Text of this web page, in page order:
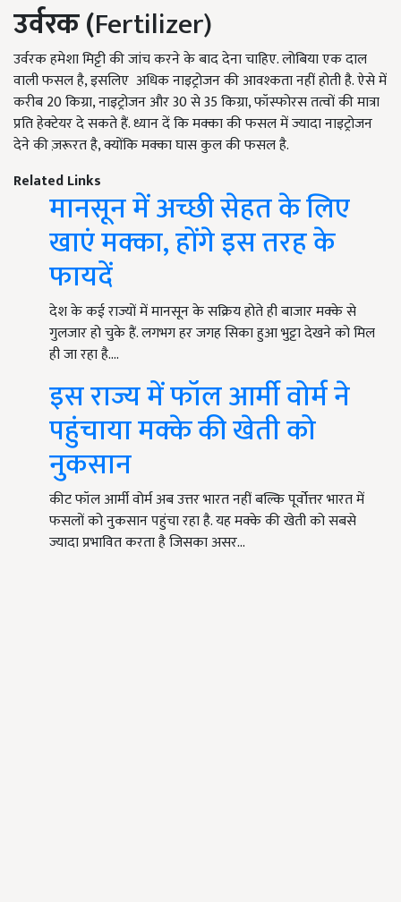
उर्वरक (Fertilizer)
उर्वरक हमेशा मिट्टी की जांच करने के बाद देना चाहिए. लोबिया एक दाल
वाली फसल है, इसलिए अधिक नाइट्रोजन की आवश्कता नहीं होती है. ऐसे में
करीब 20 किग्रा, नाइट्रोजन और 30 से 35 किग्रा, फॉस्फोरस तत्वों की मात्रा
प्रति हेक्टेयर दे सकते हैं. ध्यान दें कि मक्का की फसल में ज्यादा नाइट्रोजन
देने की ज़रूरत है, क्योंकि मक्का घास कुल की फसल है.
Related Links
मानसून में अच्छी सेहत के लिए
खाएं मक्का, होंगे इस तरह के
फायदें
देश के कई राज्यों में मानसून के सक्रिय होते ही बाजार मक्के से
गुलजार हो चुके हैं. लगभग हर जगह सिका हुआ भुट्टा देखने को मिल
ही जा रहा है.…
इस राज्य में फॉल आर्मी वोर्म ने
पहुंचाया मक्के की खेती को
नुकसान
कीट फॉल आर्मी वोर्म अब उत्तर भारत नहीं बल्कि पूर्वोत्तर भारत में
फसलों को नुकसान पहुंचा रहा है. यह मक्के की खेती को सबसे
ज्यादा प्रभावित करता है जिसका असर…